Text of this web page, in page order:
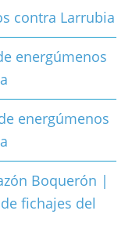
contra Larrubia
energúmenos
energúmenos
Boquerón |
fichajes del